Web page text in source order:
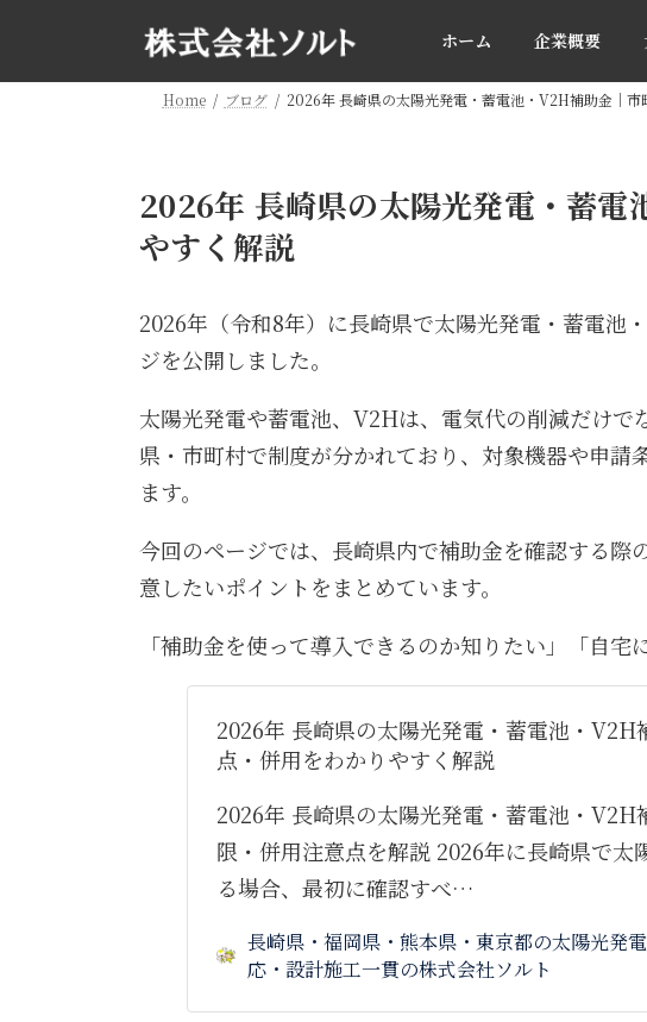
ホーム 企業概要
Home ブログ 2026年 長崎県の太陽光発電・蓄電池・V2H補助金｜
2026年 長崎県の太陽光発電・蓄
やすく解説
2026年（令和8年）に長崎県で太陽光発電・蓄電池
ジを公開しました。
太陽光発電や蓄電池、V2Hは、電気代の削減だけで
県・市町村で制度が分かれており、対象機器や申
ます。
今回のページでは、長崎県内で補助金を確認する
意したいポイントをまとめています。
「補助金を使って導入できるのか知りたい」「自
2026年 長崎県の太陽光発電・蓄電池・
点・併用をわかりやすく解説
2026年 長崎県の太陽光発電・蓄電池・
限・併用注意点を解説 2026年に長崎県で
る場合、最初に確認すべ…
長崎県・福岡県・熊本県・東京都の太陽光発
応・設計施工一貫の株式会社ソルト